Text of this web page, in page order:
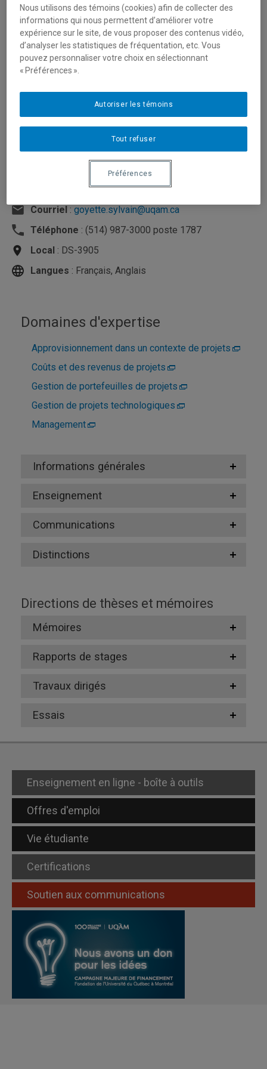
Département d'analytique, opérations et
technologies de l'information
Courriel : goyette.sylvain@uqam.ca
Téléphone : (514) 987-3000 poste 1787
Local : DS-3905
Langues : Français, Anglais
Domaines d'expertise
Approvisionnement dans un contexte de projets
Coûts et des revenus de projets
Gestion de portefeuilles de projets
Gestion de projets technologiques
Management
Informations générales
Enseignement
Communications
Distinctions
Directions de thèses et mémoires
Mémoires
Rapports de stages
Travaux dirigés
Essais
Enseignement en ligne - boîte à outils
Offres d'emploi
Vie étudiante
Certifications
Soutien aux communications
Nous utilisons des témoins (cookies) afin de collecter des
informations qui nous permettent d’améliorer votre
expérience sur le site, de vous proposer des contenus vidéo,
d’analyser les statistiques de fréquentation, etc. Vous
pouvez personnaliser votre choix en sélectionnant
« Préférences ».
Tout refuser
Autoriser les témoins
Préférences